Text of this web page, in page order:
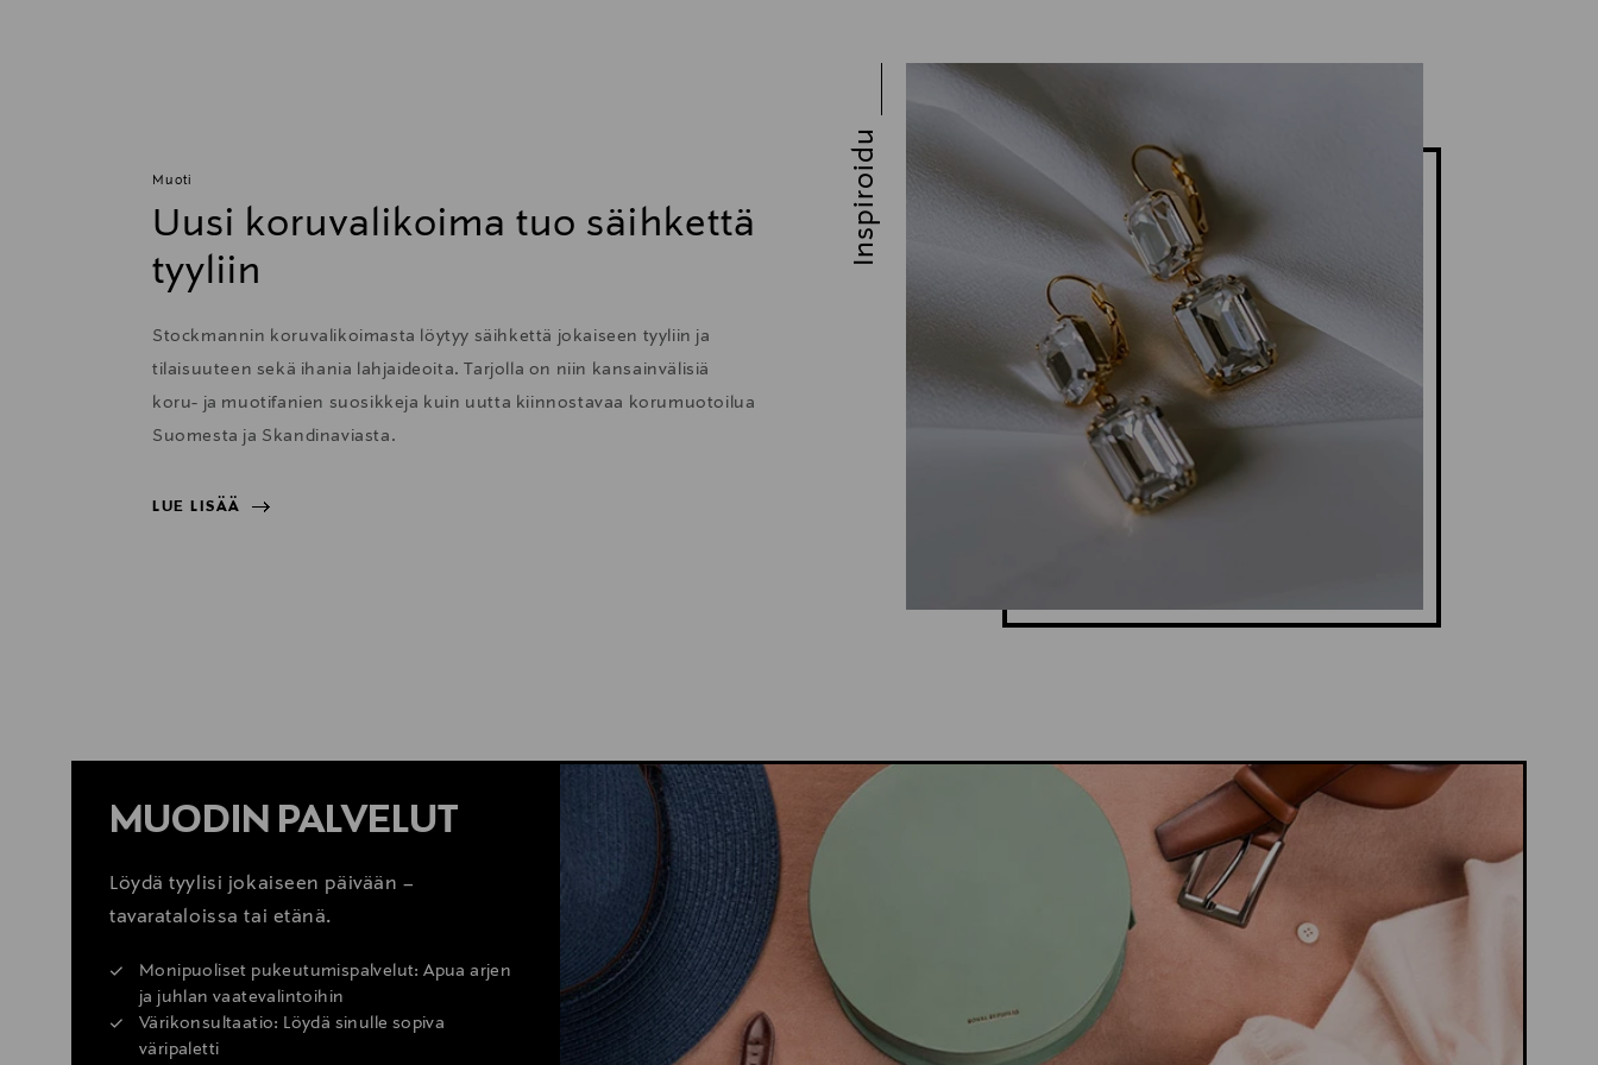
Muoti
Uusi koruvalikoima tuo säihkettä
tyyliin
Stockmannin koruvalikoimasta löytyy säihkettä jokaiseen tyyliin ja
tilaisuuteen sekä ihania lahjaideoita. Tarjolla on niin kansainvälisiä
koru- ja muotifanien suosikkeja kuin uutta kiinnostavaa korumuotoilua
Suomesta ja Skandinaviasta.
LUE LISÄÄ
Inspiroidu
MUODIN PALVELUT
Löydä tyylisi jokaiseen päivään –
tavarataloissa tai etänä.
Monipuoliset pukeutumispalvelut: Apua arjen
ja juhlan vaatevalintoihin
Värikonsultaatio: Löydä sinulle sopiva
väripaletti